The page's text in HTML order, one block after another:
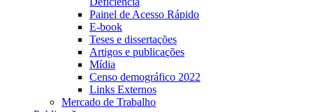
Painel de Acesso Rápido
E-book
Teses e dissertações
Artigos e publicações
Mídia
Censo demográfico 2022
Links Externos
Mercado de Trabalho